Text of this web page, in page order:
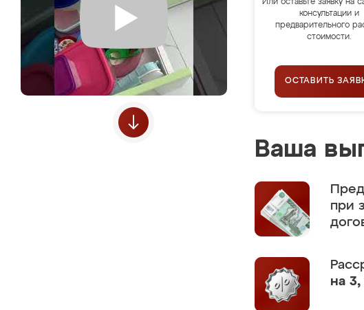
Или оставьте заявку на
консультации и
предварительного
стоимости.
ОСТАВИТЬ
Ваша
при
на